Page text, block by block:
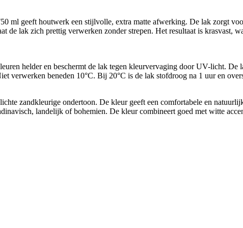
ml geeft houtwerk een stijlvolle, extra matte afwerking. De lak zorgt
de lak zich prettig verwerken zonder strepen. Het resultaat is
helder en beschermt de lak tegen kleurvervaging door UV-licht.
verwerken beneden 10°C. Bij 20°C is de lak stofdroog na 1 uur en
zandkleurige ondertoon. De kleur geeft een comfortabele en
landelijk of bohemien. De kleur combineert goed met witte